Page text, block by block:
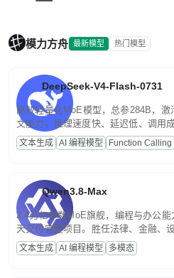
模力方舟 最新模型 热门模型
DeepSeek-V4-Flash-0731
高效轻量化MoE模型，总参284B，
文能力。推理速度快、延迟低、调用
高并发、轻量化任务，适合日常对话
文案处理等普惠刚需场景。
文本生成 AI 编程模型 Function Calling
Qwen3.8-Max
2.4万亿参数MoE旗舰，编程与办公
天交付完整项目。胜任法律、金融、
话端到端交付生产级成果。原生视觉
程，支持超长文档与长视频的深度语
文本生成 AI 编程模型 多模态